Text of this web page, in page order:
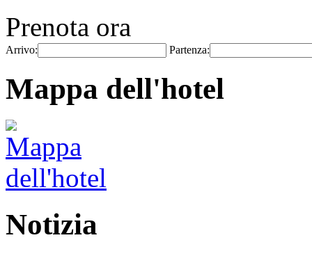
Prenota ora
Arrivo: Partenza:
Mappa dell'hotel
Notizia